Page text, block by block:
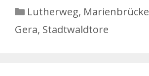
Kategorien
Lutherweg, Marienbrücke
Gera, Stadtwaldtore